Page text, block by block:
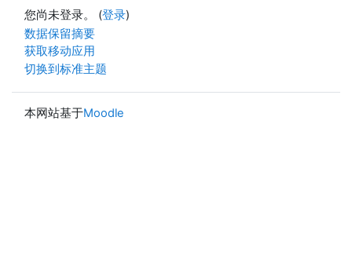
您尚未登录。 (登录)
‎数据保留摘要‎
获取移动应用
切换到标准主题
本网站基于Moodle